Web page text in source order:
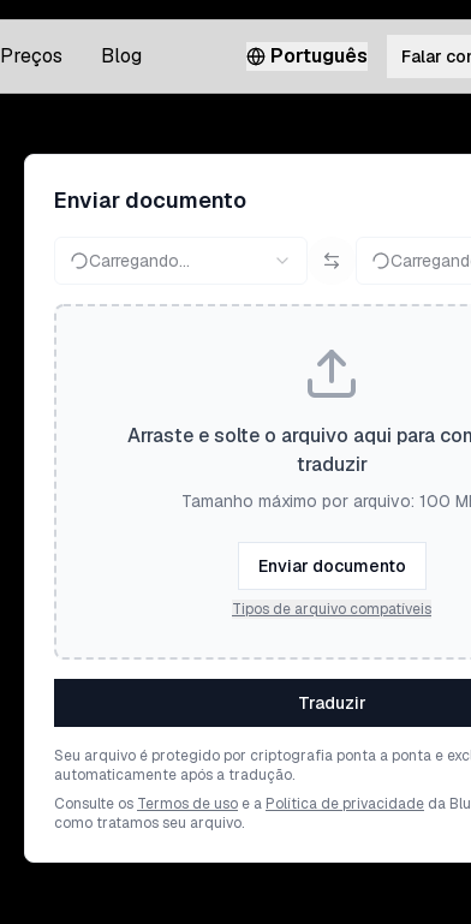
Preços Blog Português Falar
Enviar documento
Carregando...
Arraste e solte o arquivo aqui para
traduzir
Tamanho máximo por arquivo: 100
Enviar documento
Tipos de arquivo compatíveis
Traduzir
Seu arquivo é protegido por criptografia ponta a ponta e
automaticamente após a tradução.
Consulte os Termos de uso e a Política de privacidade da
como tratamos seu arquivo.